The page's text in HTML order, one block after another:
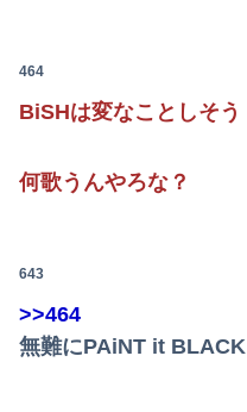
464
BiSHは変なことしそう
何歌うんやろな？
643
>>464
無難にPAiNT it BLACK